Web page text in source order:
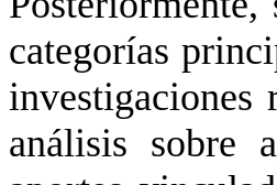
categorías
investigaciones
análisis sobre